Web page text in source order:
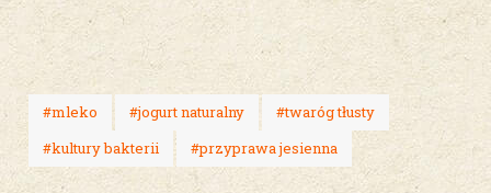
#mleko #jogurt naturalny
#twaróg tłusty
#kultury bakterii
#przyprawa jesienna